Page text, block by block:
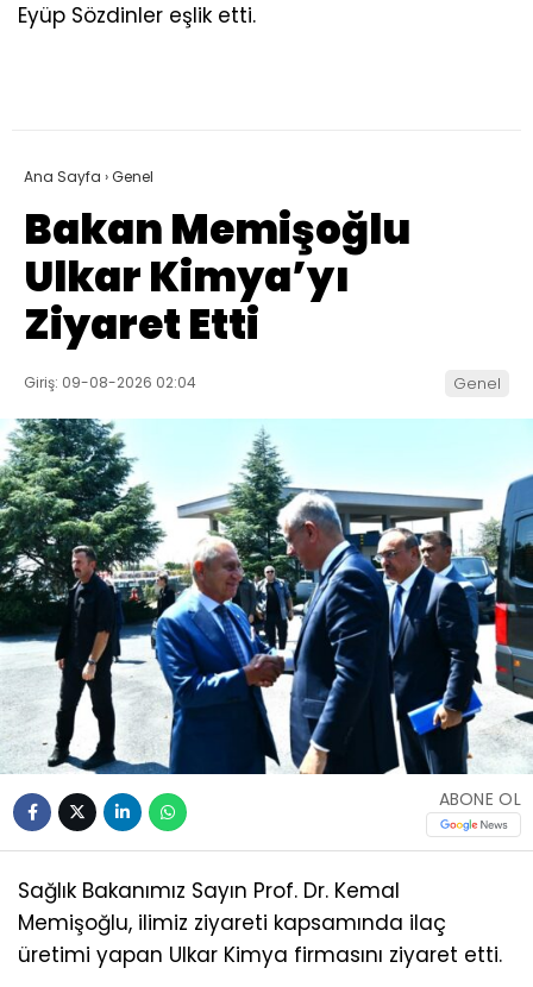
Eyüp Sözdinler eşlik etti.
Ana Sayfa ›Genel
Bakan Memişoğlu
Ulkar Kimya’yı
Ziyaret Etti
Giriş: 09-08-2026 02:04 Genel
ABONE OL
Sağlık Bakanımız Sayın Prof. Dr. Kemal
Memişoğlu, ilimiz ziyareti kapsamında ilaç
üretimi yapan Ulkar Kimya firmasını ziyaret etti.